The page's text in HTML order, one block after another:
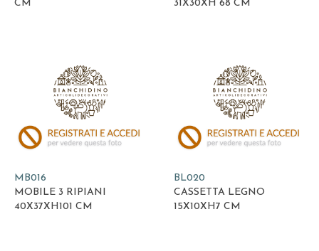
CM 31X30XH 68 CM
MB016
MOBILE 3 RIPIANI
40X37XH101 CM
BL020
CASSETTA LEGNO
15X10XH7 CM